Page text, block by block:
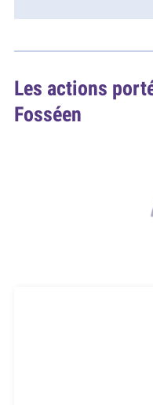
Les actions
Fosséen